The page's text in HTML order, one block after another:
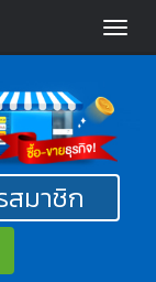
Toggle
มาชิก